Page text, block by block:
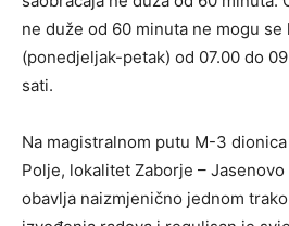
ne duže od 60 minuta ne mogu
(ponedjeljak-petak) od 07.00 do
sati.
Na magistralnom putu M-3
Polje, lokalitet Zaborje –
obavlja naizmjenično jednom